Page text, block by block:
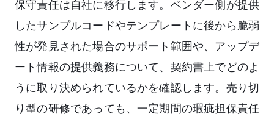
保守責任は自社に移行します。ベンダー側が提供
したサンプルコードやテンプレートに後から脆弱
性が発見された場合のサポート範囲や、アップデ
ート情報の提供義務について、契約書上でどのよ
うに取り決められているかを確認します。売り切
り型の研修であっても、一定期間の瑕疵担保責任